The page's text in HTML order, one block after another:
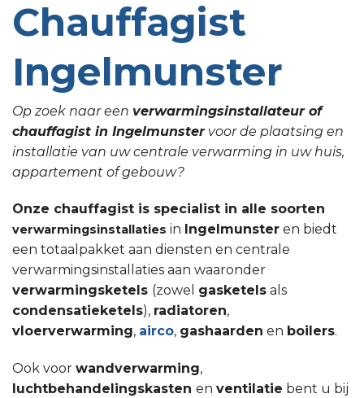
Chauffagist
Ingelmunster
Op zoek naar een verwarmingsinstallateur of
chauffagist in Ingelmunstervoor de plaatsing en
installatie van uw centrale verwarming in uw huis,
appartement of gebouw?
Onze chauffagist is specialist in alle soorten
verwarmingsinstallaties in Ingelmunster en biedt
een totaalpakket aan diensten en centrale
verwarmingsinstallaties aan waaronder
verwarmingsketels (zowel gasketels als
condensatieketels), radiatoren,
vloerverwarming, airco, gashaarden en boilers.
Ook voor wandverwarming,
luchtbehandelingskasten en ventilatie bent u bij